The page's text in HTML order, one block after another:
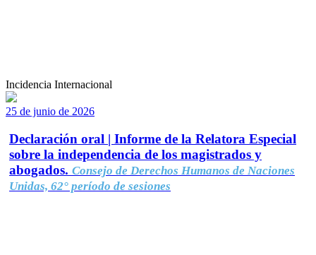
Incidencia Internacional
25 de junio de 2026
Declaración oral | Informe de la Relatora Especial
sobre la independencia de los magistrados y
abogados. Consejo de Derechos Humanos de Naciones
Unidas, 62° período de sesiones